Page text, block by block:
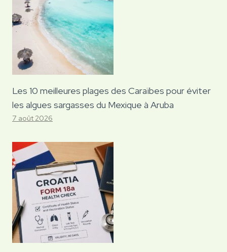
Les 10 meilleures plages des Caraïbes pour éviter
les algues sargasses du Mexique à Aruba
7 août 2026